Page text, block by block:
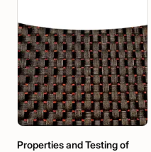
Properties and Testing of